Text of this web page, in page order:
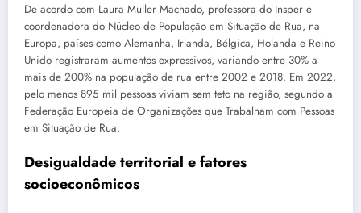
De acordo com Laura Muller Machado, professora do Insper e
coordenadora do Núcleo de População em Situação de Rua, na
Europa, países como Alemanha, Irlanda, Bélgica, Holanda e Reino
Unido registraram aumentos expressivos, variando entre 30% a
mais de 200% na população de rua entre 2002 e 2018. Em 2022,
pelo menos 895 mil pessoas viviam sem teto na região, segundo a
Federação Europeia de Organizações que Trabalham com Pessoas
em Situação de Rua.
Desigualdade territorial e fatores
socioeconômicos